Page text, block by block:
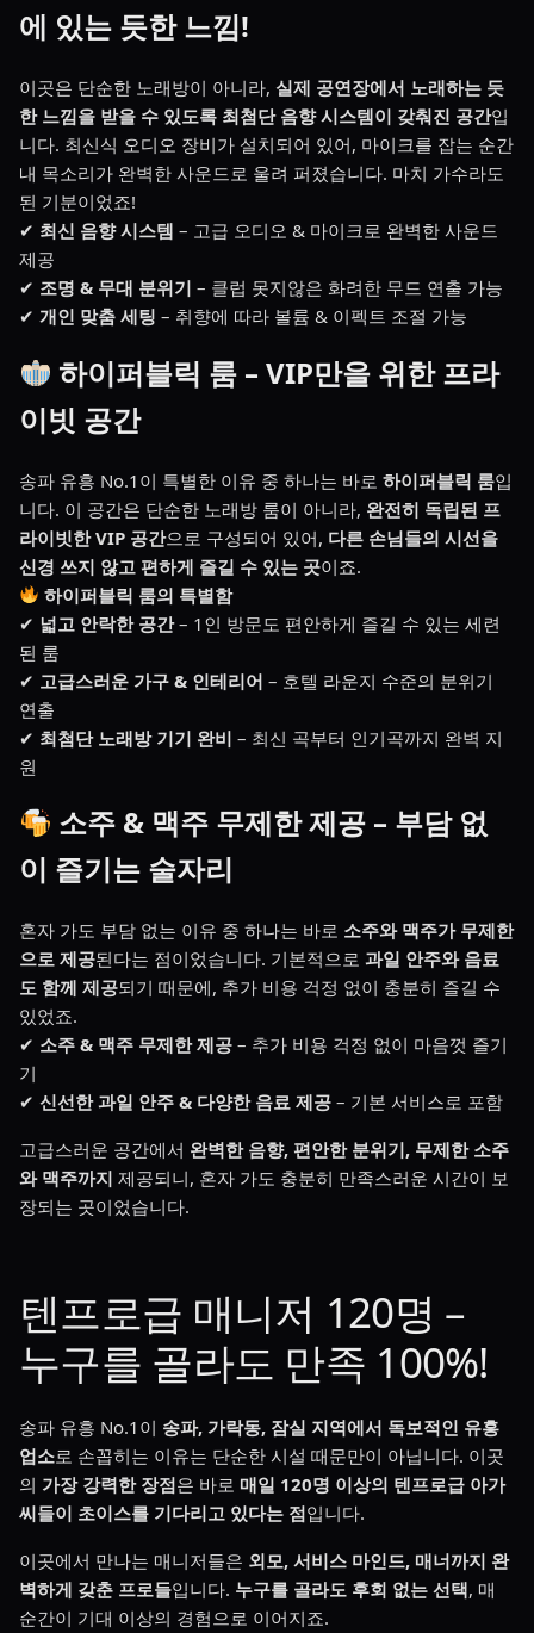
에 있는 듯한 느낌!
이곳은 단순한 노래방이 아니라, 실제 공연장에서 노래하는 듯
한 느낌을 받을 수 있도록 최첨단 음향 시스템이 갖춰진 공간입
니다. 최신식 오디오 장비가 설치되어 있어, 마이크를 잡는 순간
내 목소리가 완벽한 사운드로 울려 퍼졌습니다. 마치 가수라도
된 기분이었죠!
✔ 최신 음향 시스템 – 고급 오디오 & 마이크로 완벽한 사운드
제공
✔ 조명 & 무대 분위기 – 클럽 못지않은 화려한 무드 연출 가능
✔ 개인 맞춤 세팅 – 취향에 따라 볼륨 & 이펙트 조절 가능
하이퍼블릭 룸 – VIP만을 위한 프라
이빗 공간
송파 유흥 No.1이 특별한 이유 중 하나는 바로 하이퍼블릭 룸입
니다. 이 공간은 단순한 노래방 룸이 아니라, 완전히 독립된 프
라이빗한 VIP 공간으로 구성되어 있어, 다른 손님들의 시선을
신경 쓰지 않고 편하게 즐길 수 있는 곳이죠.
하이퍼블릭 룸의 특별함
✔ 넓고 안락한 공간– 1인 방문도 편안하게 즐길 수 있는 세련
된 룸
✔ 고급스러운 가구 & 인테리어 – 호텔 라운지 수준의 분위기
연출
✔ 최첨단 노래방 기기 완비 – 최신 곡부터 인기곡까지 완벽 지
원
소주 & 맥주 무제한 제공 – 부담 없
이 즐기는 술자리
혼자 가도 부담 없는 이유 중 하나는 바로 소주와 맥주가 무제한
으로 제공된다는 점이었습니다. 기본적으로 과일 안주와 음료
도 함께 제공되기 때문에, 추가 비용 걱정 없이 충분히 즐길 수
있었죠.
✔ 소주 & 맥주 무제한 제공 – 추가 비용 걱정 없이 마음껏 즐기
기
✔ 신선한 과일 안주 & 다양한 음료 제공 – 기본 서비스로 포함
고급스러운 공간에서 완벽한 음향, 편안한 분위기, 무제한 소주
와 맥주까지 제공되니, 혼자 가도 충분히 만족스러운 시간이 보
장되는 곳이었습니다.
텐프로급 매니저 120명 –
누구를 골라도 만족 100%!
송파 유흥 No.1이 송파, 가락동, 잠실 지역에서 독보적인 유흥
업소로 손꼽히는 이유는 단순한 시설 때문만이 아닙니다. 이곳
의 가장 강력한 장점은 바로 매일 120명 이상의 텐프로급 아가
씨들이 초이스를 기다리고 있다는 점입니다.
이곳에서 만나는 매니저들은 외모, 서비스 마인드, 매너까지 완
벽하게 갖춘 프로들입니다. 누구를 골라도 후회 없는 선택, 매
순간이 기대 이상의 경험으로 이어지죠.